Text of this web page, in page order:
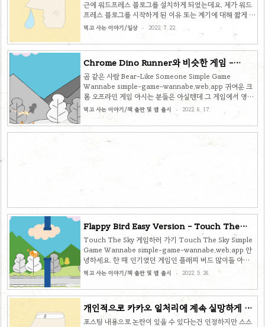
근에 워드프레스 블로그를 설치하게 되었는데요. 제가 워드
프레스 블로그를 시작하게 된 이유 또는 계기에 대해 짧게 말
씀을 드리고자 합니다. 다음은 새로 만든 블로그 입니다.
https://kisscuseme.com KissCuseMe 미리 알았다면
좋았을 텐데 kisscuseme.com 목차 자유롭게 원하는 기능
그에서는 원하는 기능을 마음대로 만들 수가 없었기 때문입
니다. 제가 하고 싶었던 것 중 하나가 글 자동 번역이었는데
요. 워드프레스에서 목적을 달성했습니다. 취미로 하는 일에
매달 또는 매년 돈을 지불하는 것이 조금 아깝다는 생각이 들
어서 무료 플러그인을 사용하고 일부 기능은 직접 만들..
먹고 사는 이야기/일상 2022. 7. 22.
Chrome Dino Runner와 비슷한 게임 -
Bear-Like Someone
곰 같은 사람 Bear-Like Someone Simple Game
Wannabe simple-game-wannabe.web.app 귀여운 크
롬 오프라인 게임 아시는 분들은 아실텐데 그 게임에서 영감
을 얻어서 간단히 만들어 본 게임입니다. 제가 만든 게임 스
샷 몇개 첨부합니다. 영상으로도 확인해 보세요. 20등 100
등 안에 들면 다음과 같이 순위표에 등록도 가능하니 높은 기
먹고 사는 이야기/책 출판 및 앱 출시 2022. 6. 17.
Flappy Bird Easy Version - Touch The
Sky
Touch The Sky 게임하러 가기 Touch The Sky Simple
Game Wannabe simple-game-wannabe.web.app 안
녕하세요. 한 때 인기였던 게임인 플래피 버드 많이들 아실
텐데요. 플래피 버드를 참고하여 유니티 엔진을 이용하여 처
씩 만들어 볼 생각입니다. 그림도 직접 그린거라 허접하지만
은 플레이 영상입니다. 한 번씩 플레이 해 보시고 자신의 점
수가 보이도록 스샷을 댓글로 남겨 주세요 :)
먹고 사는 이야기/책 출판 및 앱 출시 2022. 5. 26.
개인적으로 카카오 일처리에 계속 실망하게 되
네요
포스팅 내용으로 논란이 있을 수 있다는건 인정하지만 스스